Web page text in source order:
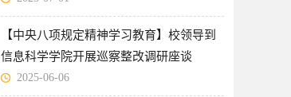
【中央八项规定精神学习教育】校领导到
信息科学学院开展巡察整改调研座谈
2025-06-06